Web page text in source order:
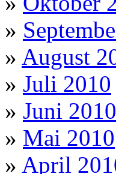
»
» August
» Juli 2010
» Juni 2010
» Mai 2010
» April